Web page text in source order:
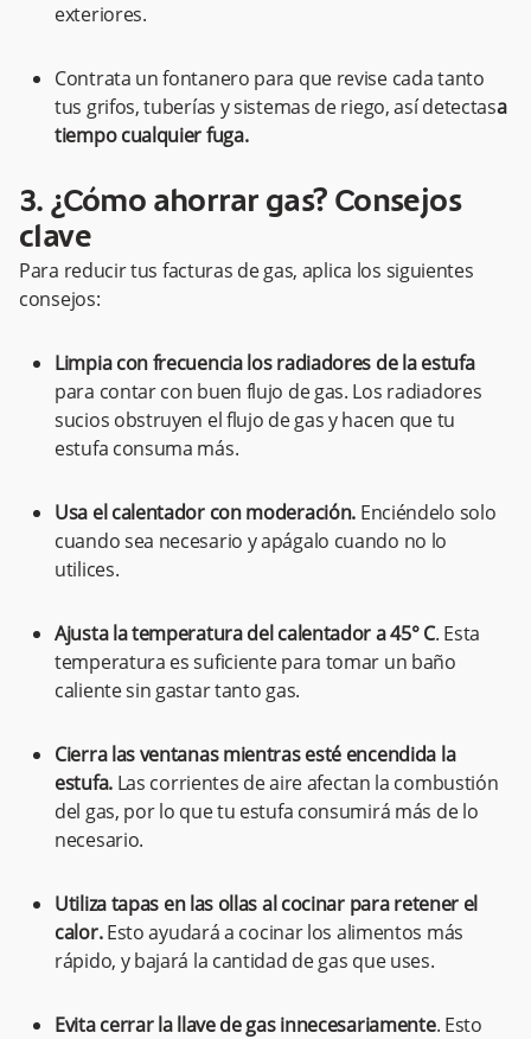
exteriores.
Contrata un fontanero para que revise cada tanto
tus grifos, tuberías y sistemas de riego, así detectasa
tiempo cualquier fuga.
3. ¿Cómo ahorrar gas? Consejos
clave
Para reducir tus facturas de gas, aplica los siguientes
consejos:
Limpia con frecuencia los radiadores de la estufa
para contar con buen flujo de gas. Los radiadores
sucios obstruyen el flujo de gas y hacen que tu
estufa consuma más.
Usa el calentador con moderación. Enciéndelo solo
cuando sea necesario y apágalo cuando no lo
utilices.
Ajusta la temperatura del calentador a 45° C. Esta
temperatura es suficiente para tomar un baño
caliente sin gastar tanto gas.
Cierra las ventanas mientras esté encendida la
estufa. Las corrientes de aire afectan la combustión
del gas, por lo que tu estufa consumirá más de lo
necesario.
Utiliza tapas en las ollas al cocinar para retener el
calor.Esto ayudará a cocinar los alimentos más
rápido, y bajará la cantidad de gas que uses.
Evita cerrar la llave de gas innecesariamente. Esto